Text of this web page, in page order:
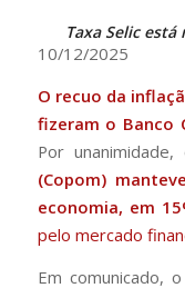
Taxa Selic
10/12/2025
O recuo da
fizeram o Banco
Por unanimidade,
(Copom)
economia, em
pelo mercado
Em comunicado,